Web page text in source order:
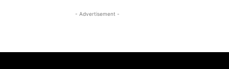
- Advertisement -